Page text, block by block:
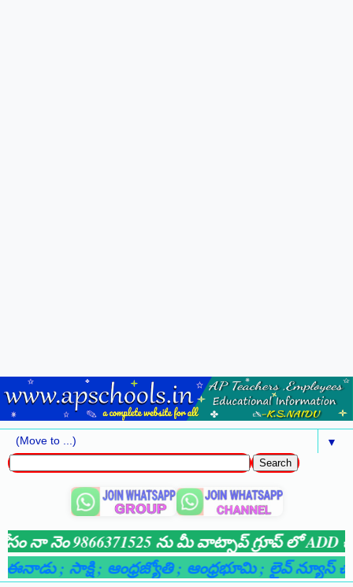
▼
నా నెం 9866371525 ను మీ వాట్సాప్ గ్రూప్ లో ADD
ఈనాడు; సాక్షి; ఆంధ్రజ్యోతి; ఆంధ్రభూమి; లైవ్ న్యూస్